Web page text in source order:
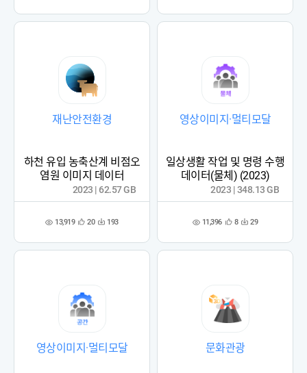
록
록
재난안전환경
하천 유입 농축산계 비점오
염원 이미지 데이터
조 13,919 관
록
20 다 193
2023 | 62.57 GB
영상이미지·멀티모달
일상생활 작업 및 명령 수행
데이터(물체) (2023)
조 11,396 관
록
8 다 29
2023 | 348.13 GB
영상이미지·멀티모달 문화관광